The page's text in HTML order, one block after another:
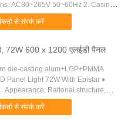
AC80~265V 50~60Hz 2. Casing
6063Aluminum 3. Power
LEDs: (W): 36W . ...
से संपर्क करें
72W 600 x 1200 एलईडी पैनल
die-casting alum+LGP+PMMA
Panel Light 72W With Epistar ♦
Appearance: Rational structure,
scientific design of heat dissipation
level ....
से संपर्क करें